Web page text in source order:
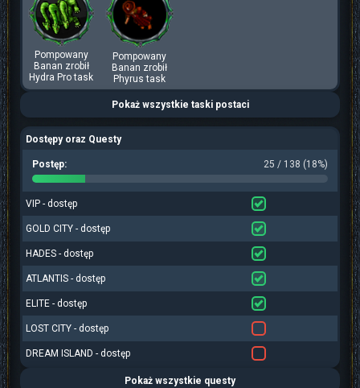
Pompowany
Banan zrobił
Hydra Pro task
Pompowany
Banan zrobił
Phyrus task
Pokaż wszystkie taski postaci
Dostępy oraz Questy
Postęp: 25 / 138 (18%)
VIP - dostęp
GOLD CITY - dostęp
HADES - dostęp
ATLANTIS - dostęp
ELITE - dostęp
LOST CITY - dostęp
DREAM ISLAND - dostęp
Pokaż wszystkie questy